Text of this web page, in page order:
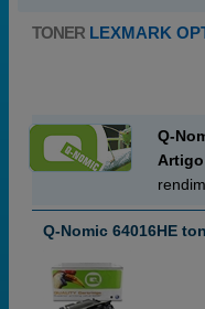
TONER LEXMARK
Q-
Q-Nomic 64016HE